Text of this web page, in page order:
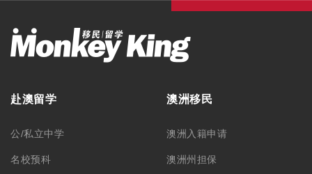
赴澳留学
公/私立中学
名校预科
澳洲移民
澳洲入籍申请
澳洲州担保